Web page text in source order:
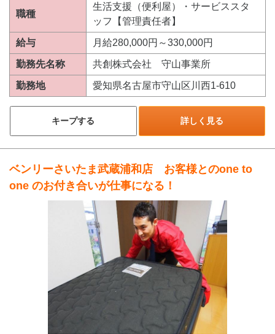
職種
生活支援（便利屋）・サービススタ
ッフ【管理責任者】
給与 月給280,000円～330,000円
勤務先名称 共創株式会社 守山事業所
勤務地 愛知県名古屋市守山区川西1-610
キープする 詳しく見る
ベンリーさいたま武蔵浦和店 お客様とのone to
one のお付き合いが仕事になる！